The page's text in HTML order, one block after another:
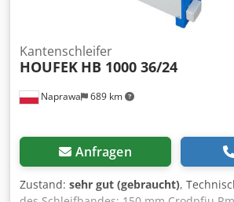
Naprawa 689 km
Kantenschleifer
HOUFEK HB 1000 36/24
Anfragen
Zustand: sehr gut (gebraucht),